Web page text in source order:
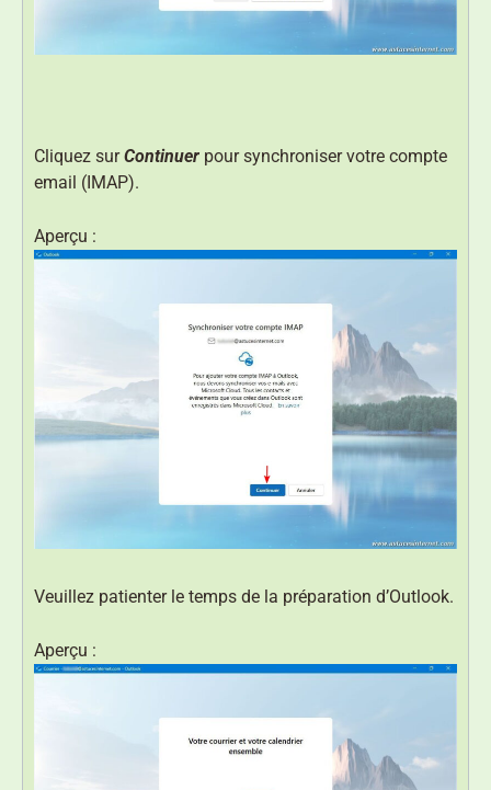
Cliquez surContinuer pour synchroniser votre compte
email (IMAP).
Aperçu :
Veuillez patienter le temps de la préparation d’Outlook.
Aperçu :